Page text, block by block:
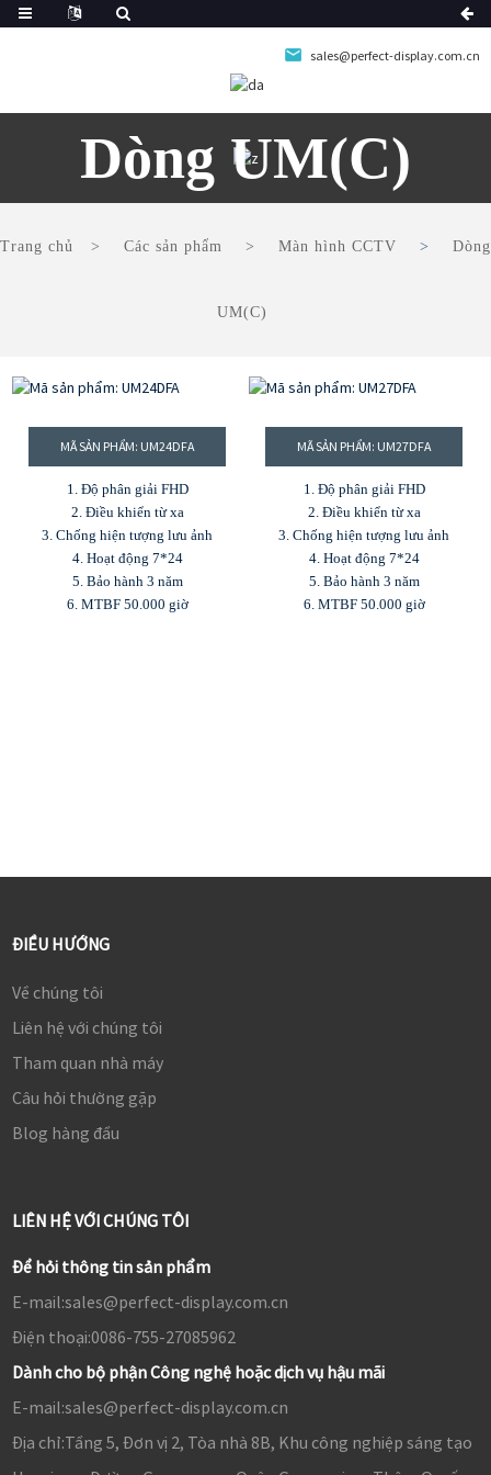
sales@perfect-display.com.cn
Dòng UM(C)
Trang chủ Các sản phẩm Màn hình CCTV Dòng
UM(C)
MÃ SẢN PHẨM: UM24DFA
1. Độ phân giải FHD
2. Điều khiển từ xa
3. Chống hiện tượng lưu ảnh
4. Hoạt động 7*24
5. Bảo hành 3 năm
6. MTBF 50.000 giờ
MÃ SẢN PHẨM: UM27DFA
1. Độ phân giải FHD
2. Điều khiển từ xa
3. Chống hiện tượng lưu ảnh
4. Hoạt động 7*24
5. Bảo hành 3 năm
6. MTBF 50.000 giờ
ĐIỀU HƯỚNG
Về chúng tôi
Liên hệ với chúng tôi
Tham quan nhà máy
Câu hỏi thường gặp
Blog hàng đầu
LIÊN HỆ VỚI CHÚNG TÔI
Để hỏi thông tin sản phẩm
E-mail:sales@perfect-display.com.cn
Điện thoại:0086-755-27085962
Dành cho bộ phận Công nghệ hoặc dịch vụ hậu mãi
E-mail:sales@perfect-display.com.cn
Địa chỉ:Tầng 5, Đơn vị 2, Tòa nhà 8B, Khu công nghiệp sáng tạo